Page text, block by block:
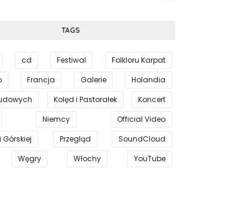
TAGS
cd Festiwal
Folkloru Karpat
Francja Galerie
Holandia
Kolęd i Pastorałek
Koncert
Niemcy
Official Video
Górskiej
Przegląd
SoundCloud
Węgry Włochy YouTube